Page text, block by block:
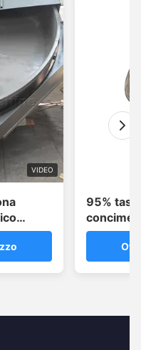
VIDEO
fabbrica
95%
concime
acciaio